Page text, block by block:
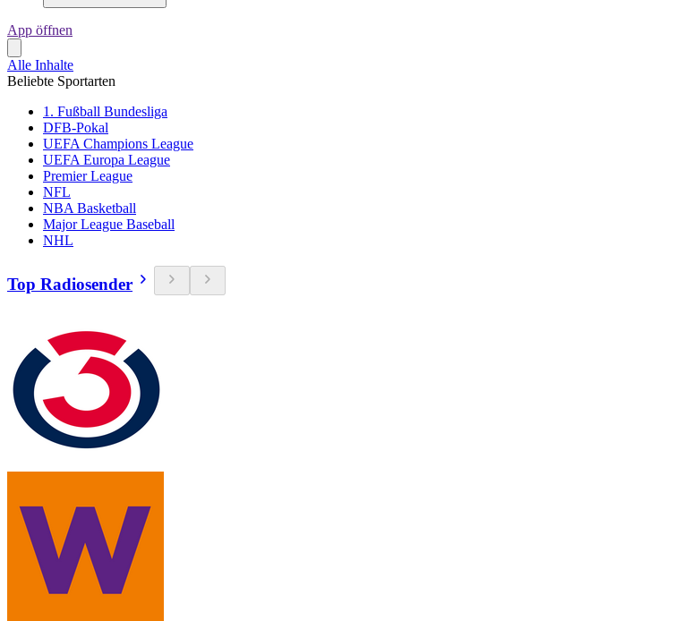
App öffnen
Alle Inhalte
Beliebte Sportarten
1. Fußball Bundesliga
DFB-Pokal
UEFA Champions League
UEFA Europa League
Premier League
NFL
NBA Basketball
Major League Baseball
NHL
Top Radiosender